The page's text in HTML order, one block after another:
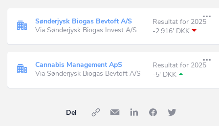
Sønderjysk Biogas Bevtoft A/S
Via Sønderjysk Biogas Invest A/S
Resultat for 2025
-2.916' DKK
Cannabis Management ApS
Via Sønderjysk Biogas Bevtoft A/S
Resultat for 2025
-5' DKK
Del